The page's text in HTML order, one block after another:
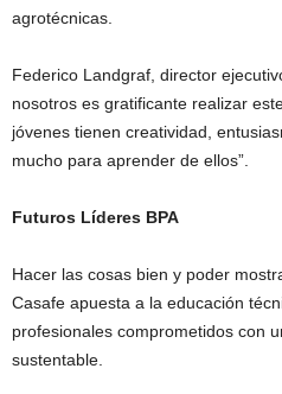
agrotécnicas.
Federico Landgraf, director
nosotros es gratificante realizar
jóvenes tienen creatividad,
mucho para aprender de ellos”.
Futuros Líderes BPA
Hacer las cosas bien y poder
Casafe apuesta a la educación
profesionales comprometidos con
sustentable.